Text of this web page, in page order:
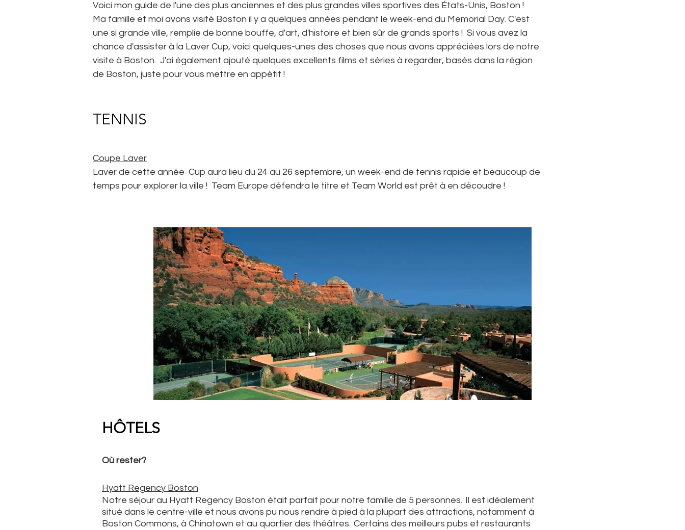
Voici mon guide de l'une des plus anciennes et des plus grandes villes sportives des États-Unis, Boston !
Ma famille et moi avons visité Boston il y a quelques années pendant le week-end du Memorial Day. C'est
une si grande ville, remplie de bonne bouffe, d'art, d'histoire et bien sûr de grands sports ! Si vous avez la
chance d'assister à la Laver Cup, voici quelques-unes des choses que nous avons appréciées lors de notre
visite à Boston. J'ai également ajouté quelques excellents films et séries à regarder, basés dans la région
de Boston, juste pour vous mettre en appétit !
TENNIS
Coupe Laver
Laver de cette année Cup aura lieu du 24 au 26 septembre, un week-end de tennis rapide et beaucoup de
temps pour explorer la ville ! Team Europe défendra le titre et Team World est prêt à en découdre !
HÔTELS
Où rester?
Hyatt Regency Boston
Notre séjour au Hyatt Regency Boston était parfait pour notre famille de 5 personnes. Il est idéalement
situé dans le centre-ville et nous avons pu nous rendre à pied à la plupart des attractions, notamment à
Boston Commons, à Chinatown et au quartier des théâtres. Certains des meilleurs pubs et restaurants